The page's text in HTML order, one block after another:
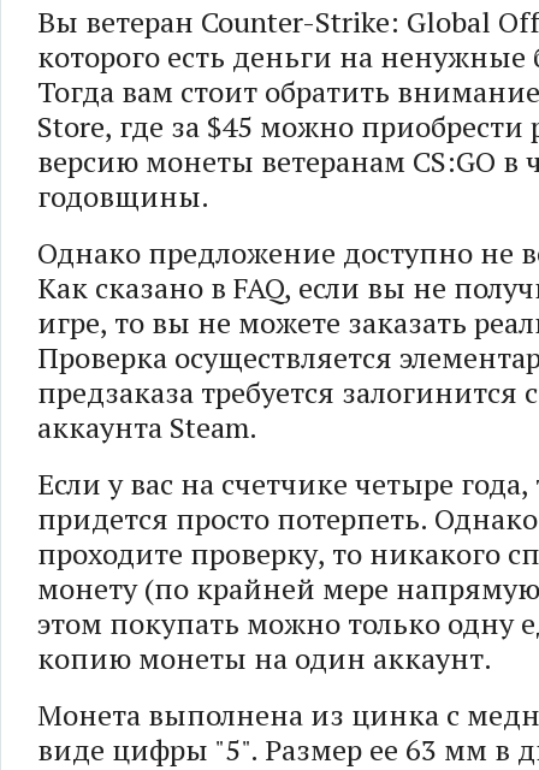
Вы ветеран Counter-Strike: Global
которого есть деньги на ненужные
Тогда вам стоит обратить
Store, где за $45 можно приобрести
версию монеты ветеранам CS:GO в
годовщины.
Однако предложение доступно не
Как сказано в FAQ, если вы не
игре, то вы не можете заказать
Проверка осуществляется
предзаказа требуется залогинится
аккаунта Steam.
Если у вас на счетчике четыре
придется просто потерпеть.
проходите проверку, то никакого
монету (по крайней мере
этом покупать можно только одну
копию монеты на один аккаунт.
Монета выполнена из цинка с
виде цифры "5". Размер ее 63 мм в